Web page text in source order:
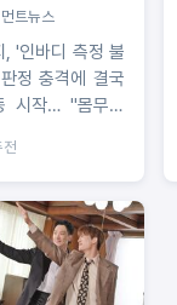
트뉴스
, '인바디 측정 불
정 충격에 결국
시작… "몸무게
얼굴에 팬들 우
몸에"